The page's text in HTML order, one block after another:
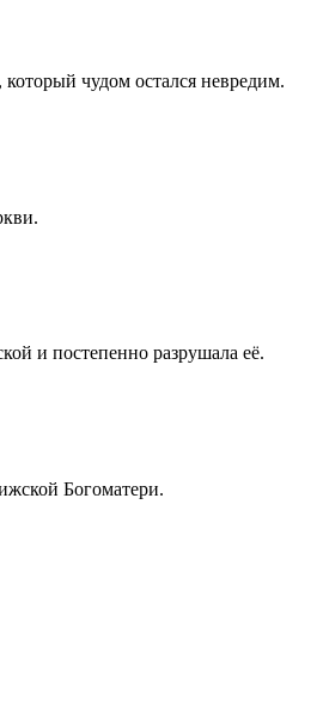
чудом остался невредим.
и постепенно разрушала её.
Богоматери.